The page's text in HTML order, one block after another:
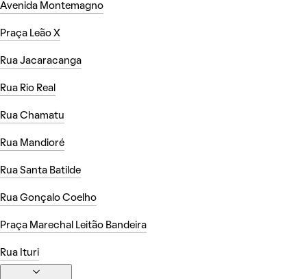
Avenida Montemagno
Praça Leão X
Rua Jacaracanga
Rua Rio Real
Rua Chamatu
Rua Mandioré
Rua Santa Batilde
Rua Gonçalo Coelho
Praça Marechal Leitão Bandeira
Rua Ituri